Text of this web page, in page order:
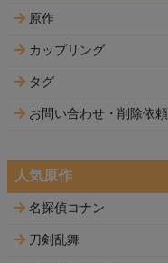
原作
カップリング
タグ
お問い合わせ・削除依頼
人気原作
名探偵コナン
刀剣乱舞